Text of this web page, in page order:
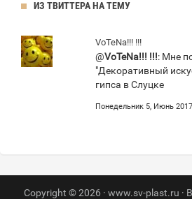
ИЗ ТВИТТЕРА НА ТЕМУ
VoTeNa!!! !!!
@VoTeNa!!! !!!: Мне
"Декоративный
гипса в Слуцке
Понедельник 5, Июнь
Copyright © 2026 · www.sv-plast.ru